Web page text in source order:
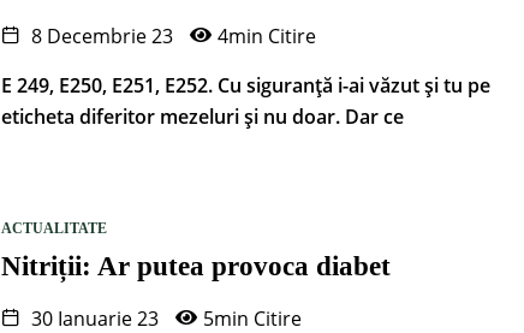
8 Decembrie 23
4min Citire
E 249, E250, E251, E252. Cu siguranță i-ai văzut și tu pe
eticheta diferitor mezeluri și nu doar. Dar ce
ACTUALITATE
Nitriții: Ar putea provoca diabet
30 Ianuarie 23
5min Citire